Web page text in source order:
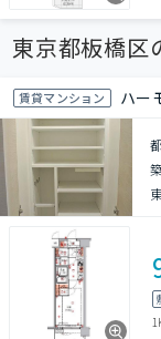
東京都板橋区
賃貸マンション ハー